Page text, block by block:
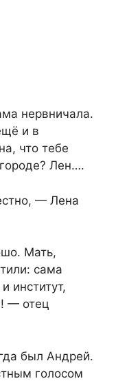
нервничала.
и в
что тебе
Лен….
— Лена
Мать,
сама
институт,
— отец
был Андрей.
голосом